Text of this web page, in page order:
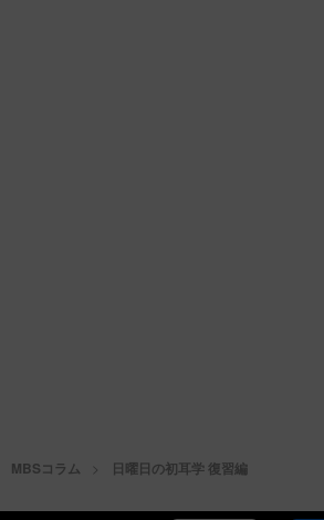
MBSコラム 日曜日の初耳学 復習編